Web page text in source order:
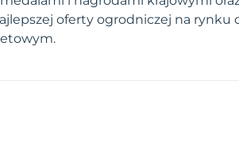
oferty ogrodniczej na rynku